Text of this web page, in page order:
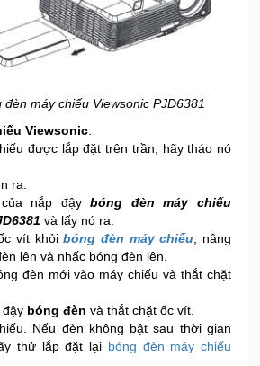
đèn máy chiếu Viewsonic PJD6381
Viewsonic
được lắp đặt trên trần, hãy tháo nó
ra.
nắp đậybóng đèn máy chiếu
và lấy nó ra.
vít khỏibóng đèn máy chiếu , nâng
lên và nhấc bóng đèn lên.
đèn mới vào máy chiếu và thắt chặt
đậy bóng đèn và thắt chặt ốc vít.
Nếu đèn không bật sau thời gian
thử lắp đặt lại bóng đèn máy chiếu